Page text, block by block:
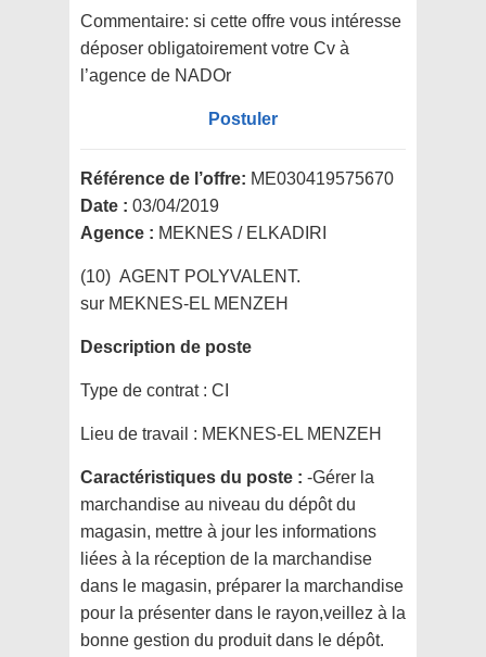
Commentaire: si cette offre vous intéresse
déposer obligatoirement votre Cv à
l’agence de NADOr
Postuler
Référence de l’offre: ME030419575670
Date : 03/04/2019
Agence : MEKNES / ELKADIRI
(10) AGENT POLYVALENT.
sur MEKNES-EL MENZEH
Description de poste
Type de contrat : CI
Lieu de travail : MEKNES-EL MENZEH
Caractéristiques du poste : -Gérer la
marchandise au niveau du dépôt du
magasin, mettre à jour les informations
liées à la réception de la marchandise
dans le magasin, préparer la marchandise
pour la présenter dans le rayon,veillez à la
bonne gestion du produit dans le dépôt.